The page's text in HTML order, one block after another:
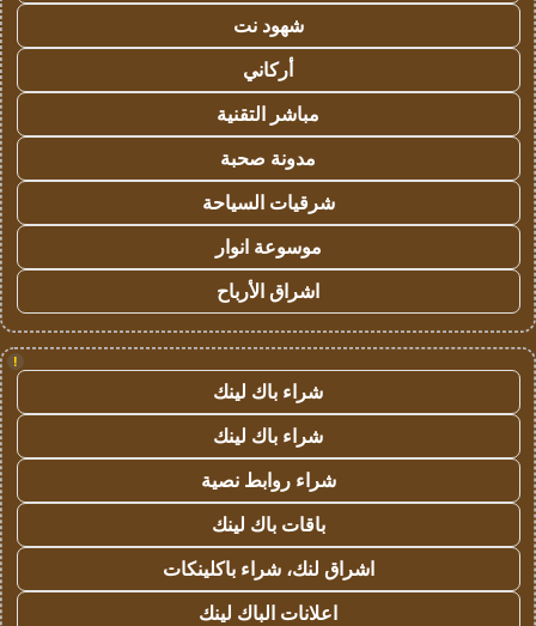
شهود نت
أركاني
مباشر التقنية
مدونة صحبة
شرقيات السياحة
موسوعة انوار
اشراق الأرباح
!
شراء باك لينك
شراء باك لينك
شراء روابط نصية
باقات باك لينك
اشراق لنك، شراء باكلينكات
اعلانات الباك لينك